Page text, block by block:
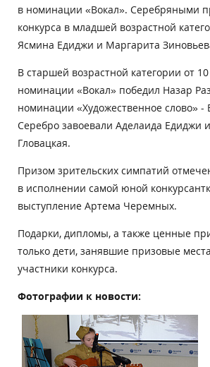
в номинации «Вокал». Серебряными
конкурса в младшей возрастной
Ясмина Едиджи и Маргарита
В старшей возрастной категории от
номинации «Вокал» победил Назар
номинации «Художественное слово» -
Серебро завоевали Аделаида Едиджи
Гловацкая.
Призом зрительских симпатий
в исполнении самой юной
выступление Артема Черемных.
Подарки, дипломы, а также ценные
только дети, занявшие призовые
участники конкурса.
Фотографии к новости: